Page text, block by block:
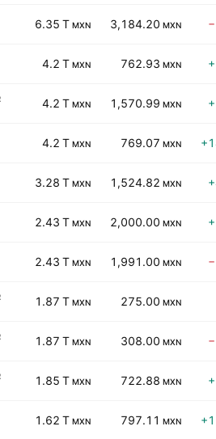
6.35 T MXN 3,184.20 MXN
4.2 T MXN 762.93 MXN
4.2 T MXN 1,570.99 MXN
4.2 T MXN 769.07 MXN
3.28 T MXN 1,524.82 MXN
2.43 T MXN 2,000.00 MXN
2.43 T MXN 1,991.00 MXN
1.87 T MXN 275.00 MXN
1.87 T MXN 308.00 MXN
1.85 T MXN 722.88 MXN
1.62 T MXN 797.11 MXN